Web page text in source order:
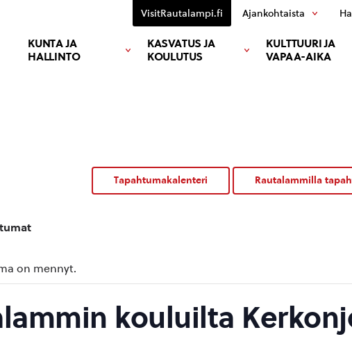
KUNTA JA
HALLINTO
KASVATUS JA
KOULUTUS
KULTTUURI JA
VAPAA-AIKA
VisitRautalampi.fi Ajankohtaista
Tapahtumakalenteri Rautalammilla
on mennyt.
kouluilta